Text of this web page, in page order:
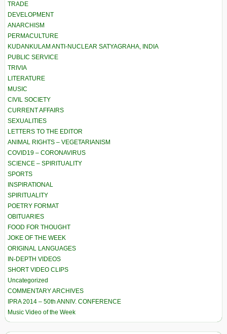
TRADE
DEVELOPMENT
ANARCHISM
PERMACULTURE
KUDANKULAM ANTI-NUCLEAR SATYAGRAHA, INDIA
PUBLIC SERVICE
TRIVIA
LITERATURE
MUSIC
CIVIL SOCIETY
CURRENT AFFAIRS
SEXUALITIES
LETTERS TO THE EDITOR
ANIMAL RIGHTS – VEGETARIANISM
COVID19 – CORONAVIRUS
SCIENCE – SPIRITUALITY
SPORTS
INSPIRATIONAL
SPIRITUALITY
POETRY FORMAT
OBITUARIES
FOOD FOR THOUGHT
JOKE OF THE WEEK
ORIGINAL LANGUAGES
IN-DEPTH VIDEOS
SHORT VIDEO CLIPS
Uncategorized
COMMENTARY ARCHIVES
IPRA 2014 – 50th ANNIV. CONFERENCE
Music Video of the Week